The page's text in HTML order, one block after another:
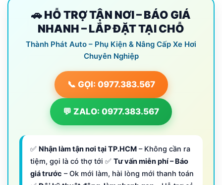
🚗 HỖ TRỢ TẬN NƠI – BÁO GIÁ
NHANH – LẮP ĐẶT TẠI CHỖ
Thành Phát Auto – Phụ Kiện & Nâng Cấp Xe Hơi
Chuyên Nghiệp
📞 GỌI: 0977.383.567
💬 ZALO: 0977.383.567
✅ Nhận làm tận nơi tại TP.HCM – Không cần ra
tiệm, gọi là có thợ tới ✅ Tư vấn miễn phí – Báo
giá trước – Ok mới làm, hài lòng mới thanh toán